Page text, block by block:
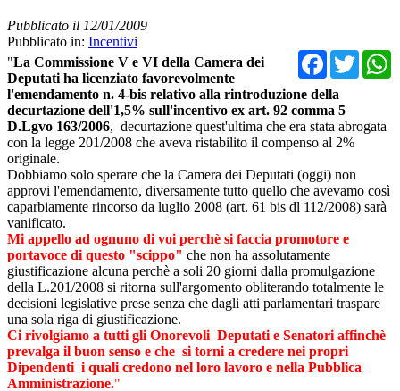
Pubblicato il 12/01/2009
Pubblicato in: Incentivi
"La Commissione V e VI della Camera dei
Deputati ha licenziato favorevolmente
l'emendamento n. 4-bis relativo alla rintroduzione della
decurtazione dell'1,5% sull'incentivo ex art. 92 comma 5
D.Lgvo 163/2006, decurtazione quest'ultima che era stata abrogata
con la legge 201/2008 che aveva ristabilito il compenso al 2%
originale.
Dobbiamo solo sperare che la Camera dei Deputati (oggi) non
approvi l'emendamento, diversamente tutto quello che avevamo così
caparbiamente rincorso da luglio 2008 (art. 61 bis dl 112/2008) sarà
vanificato.
Mi appello ad ognuno di voi perchè si faccia promotore e
portavoce di questo "scippo" che non ha assolutamente
giustificazione alcuna perchè a soli 20 giorni dalla promulgazione
della L.201/2008 si ritorna sull'argomento obliterando totalmente le
decisioni legislative prese senza che dagli atti parlamentari traspare
una sola riga di giustificazione.
Ci rivolgiamo a tutti gli Onorevoli Deputati e Senatori affinchè
prevalga il buon senso e che si torni a credere nei propri
Dipendenti i quali credono nel loro lavoro e nella Pubblica
Amministrazione."